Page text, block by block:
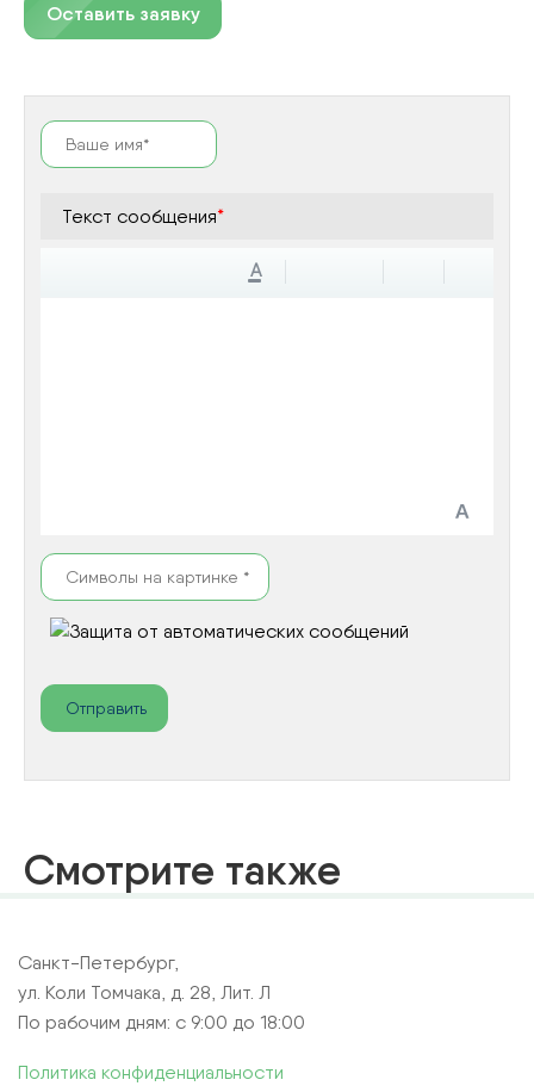
Оставить заявку
Текст сообщения*
A
Смотрите также
Санкт-Петербург,
ул. Коли Томчака, д. 28, Лит. Л
По рабочим дням: с 9:00 до 18:00
Политика конфиденциальности